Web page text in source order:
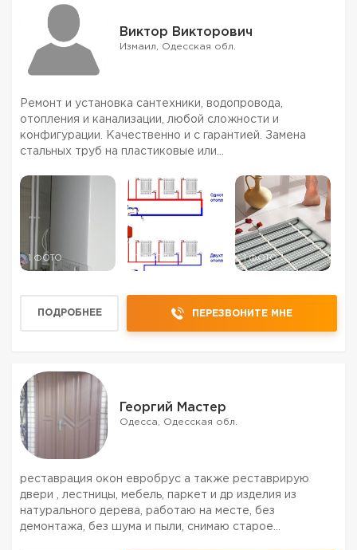
Виктор Викторович
Измаил, Одесская обл.
Ремонт и установка сантехники, водопровода,
отопления и канализации, любой сложности и
конфигурации. Качественно и с гарантией. Замена
стальных труб на пластиковые или
отопления и канализации. Установка подключение и
ремонт:котла, бойлера, стира...
1 ФОТО 1 ФОТО 1 ФОТО
ПОДРОБНЕЕ ПЕРЕЗВОНИТЕ МНЕ
Георгий Мастер
Одесса, Одесская обл.
реставрация окон евробрус а также реставрирую
двери , лестницы, мебель, паркет и др изделия из
натурального дерева, работаю на месте, без
демонтажа, без шума и пыли, снимаю старое